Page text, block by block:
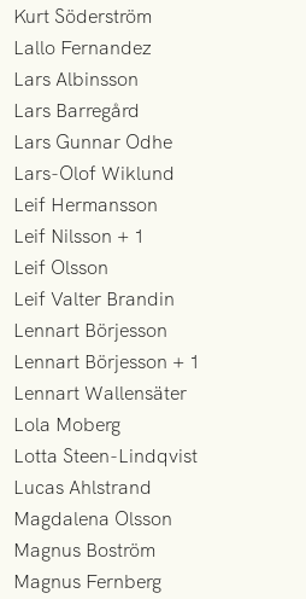
Kurt Söderström
Lallo Fernandez
Lars Albinsson
Lars Barregård
Lars Gunnar Odhe
Lars-Olof Wiklund
Leif Hermansson
Leif Nilsson + 1
Leif Olsson
Leif Valter Brandin
Lennart Börjesson
Lennart Börjesson + 1
Lennart Wallensäter
Lola Moberg
Lotta Steen-Lindqvist
Lucas Ahlstrand
Magdalena Olsson
Magnus Boström
Magnus Fernberg